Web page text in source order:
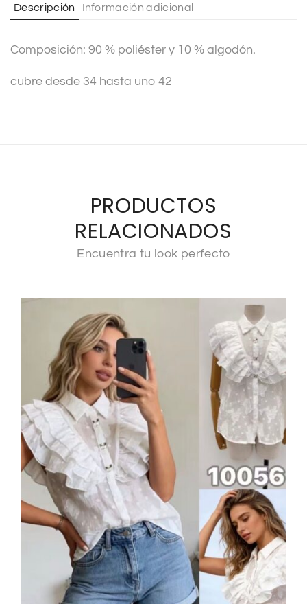
i
e
Descripción Información adicional
Composición: 90 % poliéster y 10 % algodón.
cubre desde 34 hasta uno 42
PRODUCTOS
RELACIONADOS
Encuentra tu look perfecto